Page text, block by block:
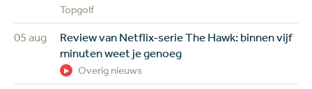
Topgolf
05 aug
Review van Netflix-serie The Hawk: binnen vijf
minuten weet je genoeg
Overig nieuws